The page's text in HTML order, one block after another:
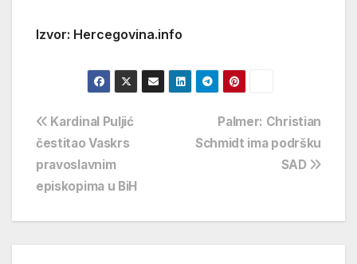
Izvor: Hercegovina.info
Navigacija
objava
Palmer: Christian
Schmidt ima podršku
SAD
Kardinal Puljić
čestitao Vaskrs
pravoslavnim
episkopima u BiH